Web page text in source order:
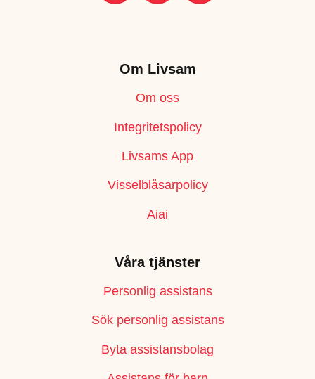
Om Livsam
Om oss
Integritetspolicy
Livsams App
Visselblåsarpolicy
Aiai
Våra tjänster
Personlig assistans
Sök personlig assistans
Byta assistansbolag